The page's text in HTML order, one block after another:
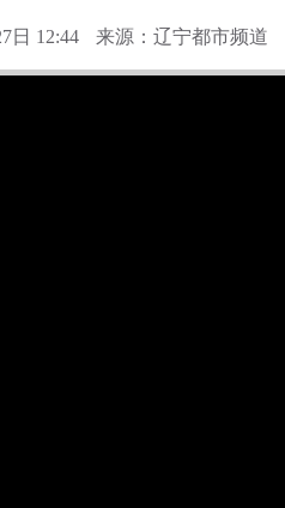
日 12:44 来源：辽宁都市频道